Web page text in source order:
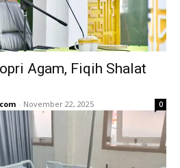
Agam, Fiqih Shalat
- November 22, 2025 0